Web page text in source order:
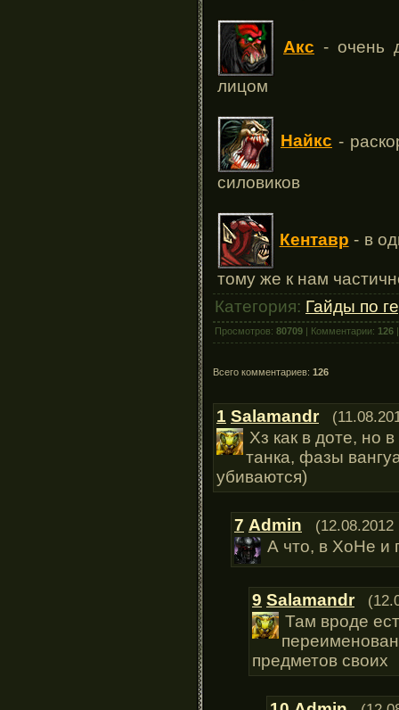
Акс - очень
лицом
Найкс -
силовиков
Кентавр - в
тому же к нам
Категория: Гайды по
Просмотров: 80709 | Комментарии: 126
Всего комментариев: 126
1 Salamandr
Хз как в доте, но
танка, фазы
убиваются)
7 Admin (12.08.2012
А что, в ХоНе и
9 Salamandr
Там вроде
предметов своих